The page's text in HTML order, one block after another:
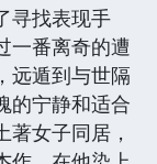
寻找表现手
一番离奇的遭
远遁到与世隔
的宁静和适合
女子同居，